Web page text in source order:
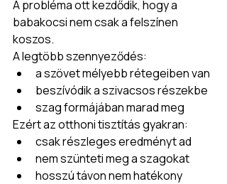
A probléma ott kezdődik, hogy a
babakocsi nem csak a felszínen
koszos.
A legtöbb szennyeződés:
a szövet mélyebb rétegeiben van
beszívódik a szivacsos részekbe
szag formájában marad meg
Ezért az otthoni tisztítás gyakran:
csak részleges eredményt ad
nem szünteti meg a szagokat
hosszú távon nem hatékony